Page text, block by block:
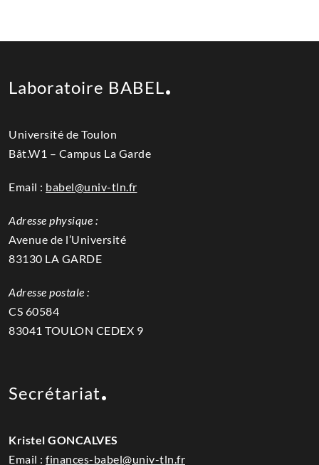
Laboratoire BABEL
Université de Toulon
Bât.W1 – Campus La Garde
Email : babel@univ-tln.fr
Adresse physique :
Avenue de l’Université
83130 LA GARDE
Adresse postale :
CS 60584
83041 TOULON CEDEX 9
Secrétariat
Kristel GONCALVES
Email : finances-babel@univ-tln.fr